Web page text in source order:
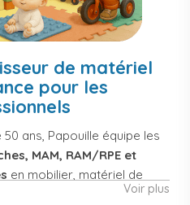
de matériel
pour les
ans, Papouille équipe les
MAM, RAM/RPE et
en mobilier, matériel de
pour structures
Voir plus